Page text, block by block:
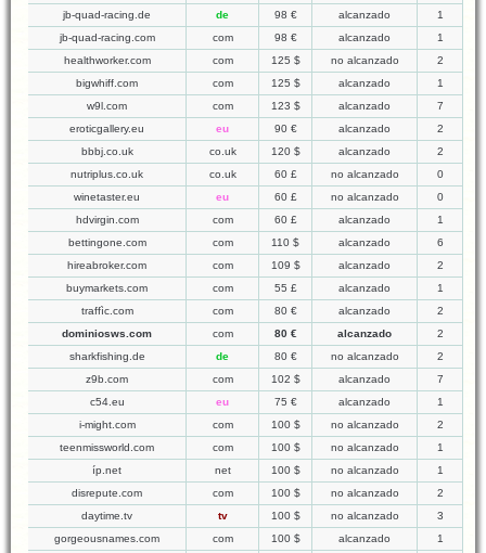
jb-quad-racing.de
de 98 € alcanzado
1
jb-quad-racing.com
com 98 € alcanzado
1
healthworker.com
com 125 $ no alcanzado
2
bigwhiff.com
com 125 $ alcanzado
1
w9l.com
com 123 $ alcanzado
7
eroticgallery.eu
eu 90 € alcanzado
2
bbbj.co.uk
co.uk 120 $ alcanzado
2
nutriplus.co.uk
co.uk 60 £ no alcanzado
0
winetaster.eu
eu 60 £ no alcanzado
0
hdvirgin.com
com 60 £ alcanzado
1
bettingone.com
com 110 $ alcanzado
6
hireabroker.com
com 109 $ alcanzado
2
buymarkets.com
com 55 £ alcanzado
1
traffìc.com
com 80 € alcanzado
2
dominiosws.com
com 80 € alcanzado
2
sharkfishing.de
de 80 € no alcanzado
2
z9b.com
com 102 $ alcanzado
7
c54.eu
eu 75 € alcanzado
1
i-might.com
com 100 $ no alcanzado
2
teenmissworld.com
com 100 $ no alcanzado
1
íp.net
net 100 $ no alcanzado
1
disrepute.com
com 100 $ no alcanzado
2
daytime.tv
tv 100 $ no alcanzado
3
gorgeousnames.com
com 100 $ alcanzado
1